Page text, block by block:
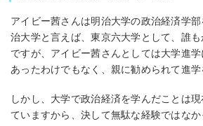
アイビー茜さんは明治大学の政治経済学
治大学と言えば、東京六大学として、誰
ですが、アイビー茜さんとしては大学進
あったわけでもなく、親に勧められて進学
しかし、大学で政治経済を学んだことは
ていますから、決して無駄な経験ではな